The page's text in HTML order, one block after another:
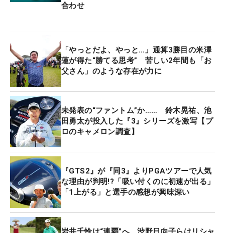
合わせ
「やっとだよ、やっと…」通算3勝目の米澤
蓮が得た“勝てる思考” 苦しい2年間も「お
父さん」のような存在が力に
未発表の“ファントム”か…… 鈴木晃祐、池
田勇太が投入した『3』シリーズを激写【プ
ロのキャメロン調査】
『GTS2』が『同3』よりPGAツアーで人気
な理由が判明!?「吸い付くのに初速が出る」
「1上がる」と選手の感想が興味深い